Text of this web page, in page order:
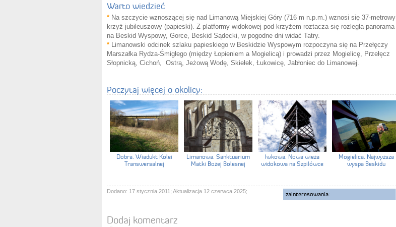
Warto wiedzieć
* Na szczycie wznoszącej się nad Limanową Miejskiej Góry (716 m n.p.m.) wznosi się 37-metrowy
krzyż jubileuszowy (papieski). Z platformy widokowej pod krzyżem roztacza się rozległa panorama
na Beskid Wyspowy, Gorce, Beskid Sądecki, w pogodne dni widać Tatry.
* Limanowski odcinek szlaku papieskiego w Beskidzie Wyspowym rozpoczyna się na Przełęczy
Marszałka Rydza-Śmigłego (między Łopieniem a Mogielicą) i prowadzi przez Mogielicę, Przełęcz
Słopnicką, Cichoń, Ostrą, Jeżową Wodę, Skiełek, Łukowicę, Jabłoniec do Limanowej.
Poczytaj więcej o okolicy:
Dobra. Wiadukt Kolei
Transwersalnej
Limanowa. Sanktuarium
Matki Bożej Bolesnej
Iwkowa. Nowa wieża
widokowa na Szpilówce
Mogielica. Najwyższa
wyspa Beskidu
Dodano: 17 stycznia 2011; Aktualizacja 12 czerwca 2025; zainteresowania:
Dodaj komentarz